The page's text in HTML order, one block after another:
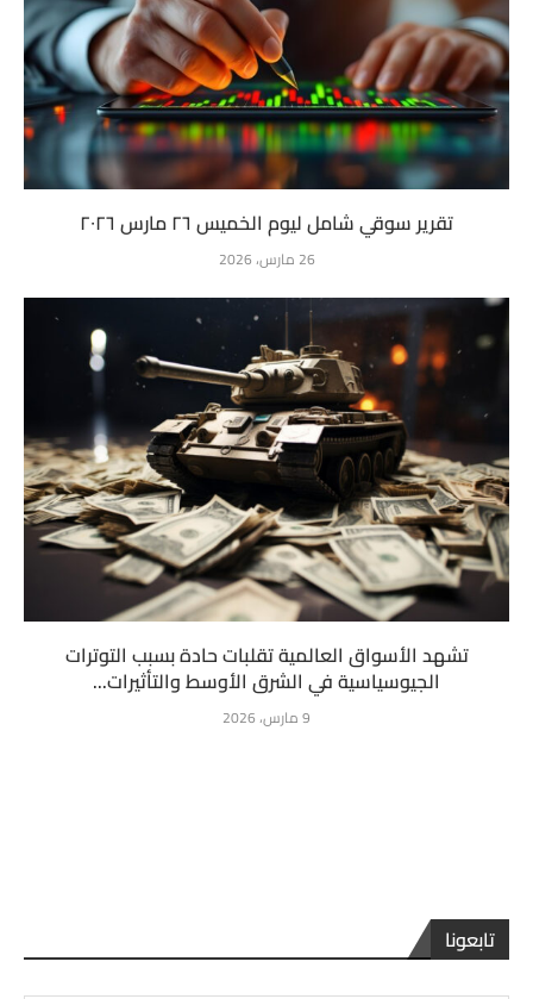
تقرير سوقي شامل ليوم الخميس ٢٦ مارس ٢٠٢٦
26 مارس، 2026
تشهد الأسواق العالمية تقلبات حادة بسبب التوترات
الجيوسياسية في الشرق الأوسط والتأثيرات...
9 مارس، 2026
تابعونا